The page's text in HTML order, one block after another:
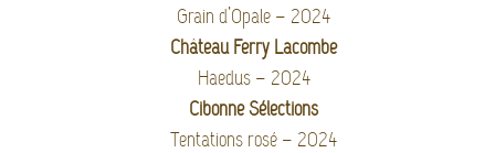
Grain d’Opale – 2024
Château Ferry Lacombe
Haedus – 2024
Cibonne Sélections
Tentations rosé – 2024